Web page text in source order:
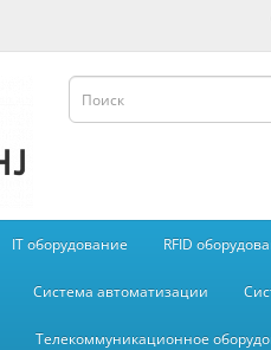
IT оборудование RFID
Система автоматизации
Телекоммуникационное